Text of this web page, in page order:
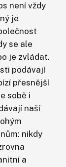
není vždy
je
se ale
je zvládat.
podávají
přesnější
sobě i
naší
nikdy
a